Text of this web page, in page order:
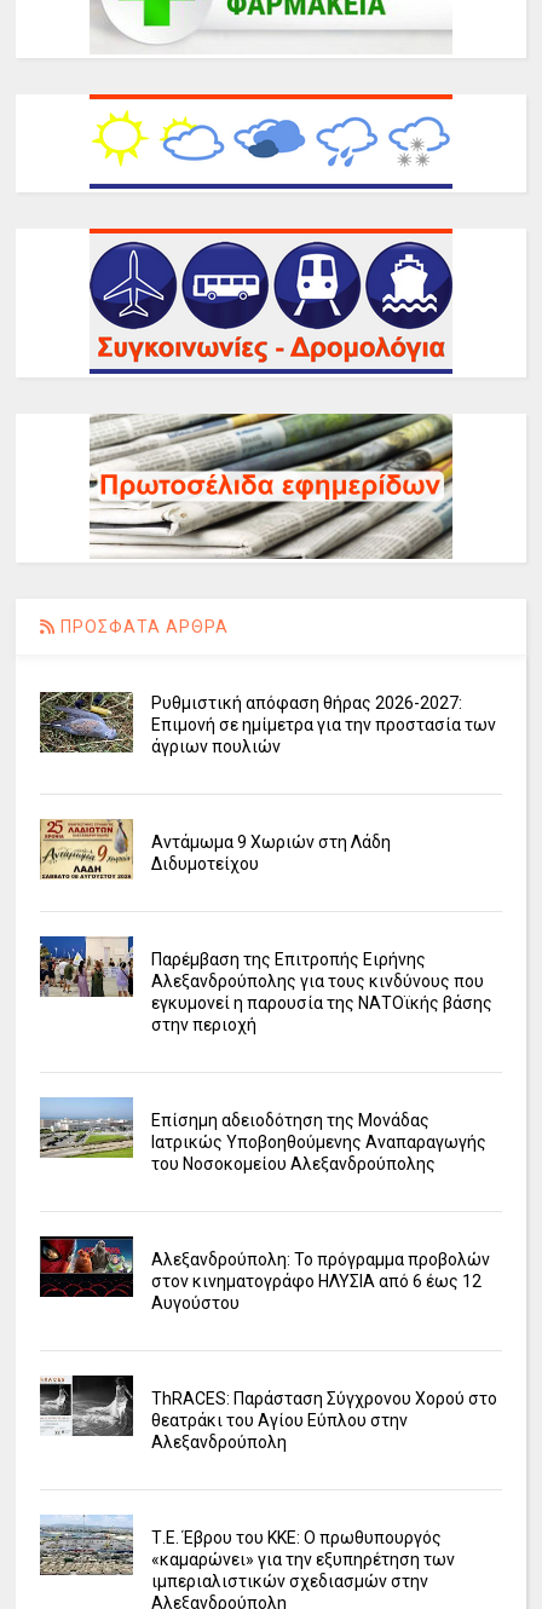
ΠΡΟΣΦΑΤΑ ΑΡΘΡΑ
Ρυθμιστική απόφαση θήρας 2026-2027:
Επιμονή σε ημίμετρα για την προστασία των
άγριων πουλιών
Αντάμωμα 9 Χωριών στη Λάδη
Διδυμοτείχου
Παρέμβαση της Επιτροπής Ειρήνης
Αλεξανδρούπολης για τους κινδύνους που
εγκυμονεί η παρουσία της ΝΑΤΟϊκής βάσης
στην περιοχή
Επίσημη αδειοδότηση της Μονάδας
Ιατρικώς Υποβοηθούμενης Αναπαραγωγής
του Νοσοκομείου Αλεξανδρούπολης
Αλεξανδρούπολη: Το πρόγραμμα προβολών
στον κινηματογράφο ΗΛΥΣΙΑ από 6 έως 12
Αυγούστου
ΤhRACES: Παράσταση Σύγχρονου Χορού στο
θεατράκι του Αγίου Εύπλου στην
Αλεξανδρούπολη
Τ.Ε. Έβρου του ΚΚΕ: Ο πρωθυπουργός
«καμαρώνει» για την εξυπηρέτηση των
ιμπεριαλιστικών σχεδιασμών στην
Αλεξανδρούπολη